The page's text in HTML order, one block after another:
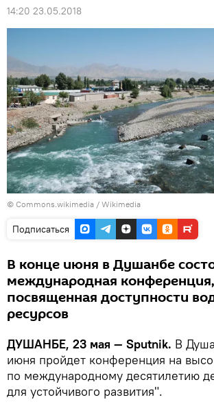
14:20 23.05.2018
© Commons.wikimedia / Wikimedia
Подписаться
В конце июня в Душанбе
международная конференция,
посвященная доступности
ресурсов
ДУШАНБЕ, 23 мая — Sputnik. В
июня пройдет конференция на
по международному десятилетию
для устойчивого развития".